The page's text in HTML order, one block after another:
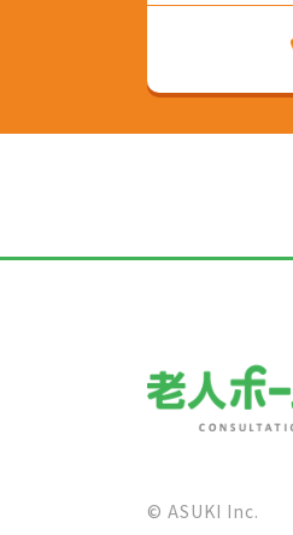
© ASUKI Inc.